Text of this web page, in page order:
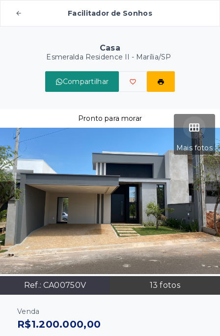
Facilitador de Sonhos
Casa
Esmeralda Residence II - Marília/SP
Compartilhar
Mais fotos
Ref.: CA00750V 13 fotos
Pronto para morar
Venda
R$1.200.000,00